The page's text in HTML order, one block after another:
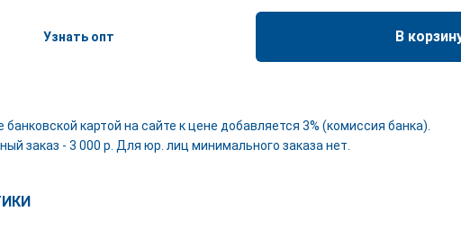
Узнать опт В
банковской картой на сайте к цене добавляется 3% (комиссия банка).
заказ - 3 000 р. Для юр. лиц минимального заказа нет.